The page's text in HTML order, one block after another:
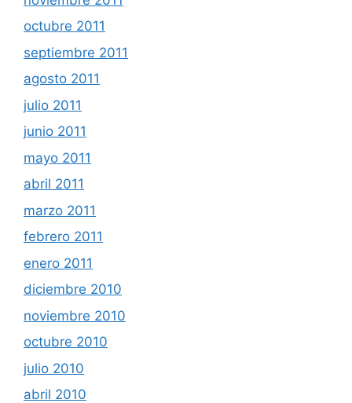
octubre 2011
septiembre 2011
agosto 2011
julio 2011
junio 2011
mayo 2011
abril 2011
marzo 2011
febrero 2011
enero 2011
diciembre 2010
noviembre 2010
octubre 2010
julio 2010
abril 2010